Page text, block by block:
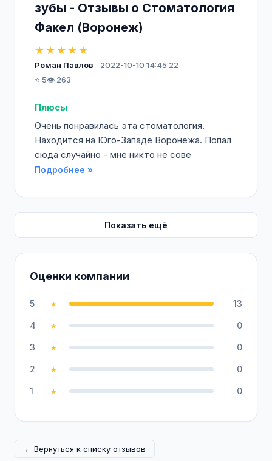
Оценки компании
5 ★ 13
4 ★ 0
3 ★ 0
2 ★ 0
1 ★ 0
зубы - Отзывы о Стоматология
Факел (Воронеж)
★★★★★
Роман Павлов
2022-10-10 14:45:22
⭐ 5👁️ 263
Плюсы
Очень понравилась эта стоматология.
Находится на Юго-Западе Воронежа. Попал
сюда случайно - мне никто не сове
Подробнее »
Показать ещё
← Вернуться к списку отзывов